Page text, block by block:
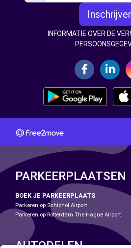
INFORMATIE OVER DE
PARKEERPLAATSEN
BOEK JE PARKEERPLAATS
Parkeren op Schiphol Airport
Parkeren op Rotterdam The Hague Airport